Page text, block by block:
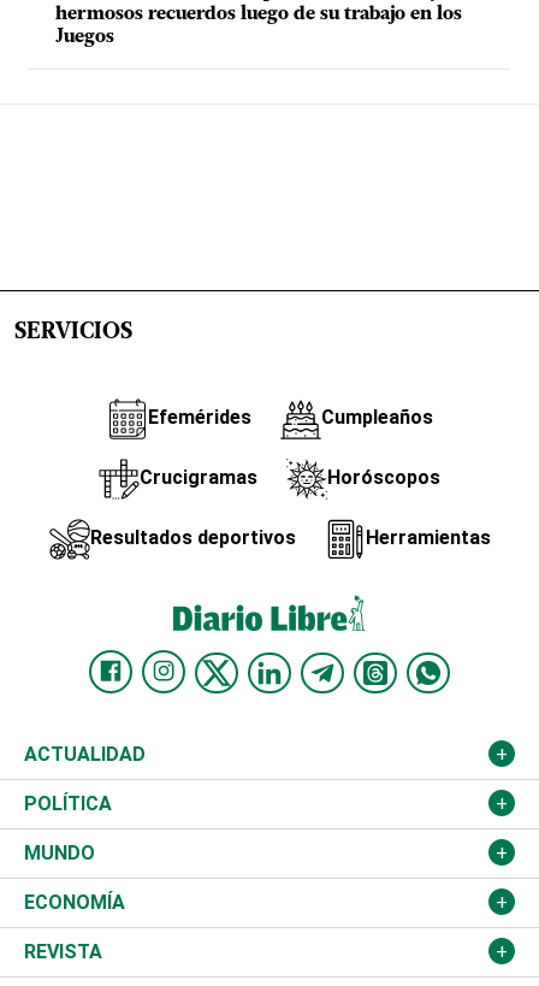
hermosos recuerdos luego de su trabajo en los
Juegos
SERVICIOS
Efemérides Cumpleaños
Crucigramas Horóscopos
Resultados deportivos Herramientas
ACTUALIDAD
Nacional
Ciudad
Educación
Salud
POLÍTICA
Partidos
JCE
TSE
MUNDO
Estados Unidos
América Latina
ECONOMÍA
Finanzas
REVISTA